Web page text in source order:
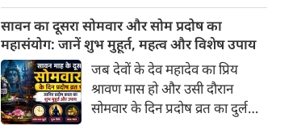
व्यक्ति को आरोग्य, मान-सम्मान, पद-
प्रतिष्ठा और तेज की प्राप्ति होती है।
अगस्त 2026 को लगने जा रहा है।
दोनों ग्रहण अगस्त माह में लगने वाले
हैं। एक ही माह में दो ग्रहण योग के
चलते इन राशियों पर पड़ेगा इसका
सीधा असर।
सावन का दूसरा सोमवार और सोम प्रदोष का
महासंयोग: जानें शुभ मुहूर्त, महत्व और विशेष उपाय
जब देवों के देव महादेव का प्रिय
श्रावण मास हो और उसी दौरान
सोमवार के दिन प्रदोष व्रत का दुर्लभ